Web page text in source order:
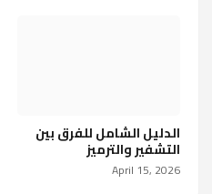
الدليل الشامل للفرق بين
التشفير والترميز
April 15, 2026